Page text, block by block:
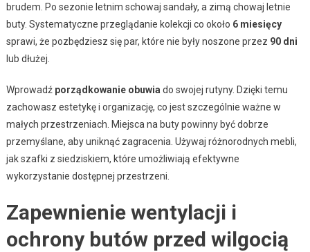
brudem. Po sezonie letnim schowaj sandały, a zimą chowaj letnie
buty. Systematyczne przeglądanie kolekcji co około 6 miesięcy
sprawi, że pozbędziesz się par, które nie były noszone przez 90 dni
lub dłużej.
Wprowadź porządkowanie obuwia do swojej rutyny. Dzięki temu
zachowasz estetykę i organizację, co jest szczególnie ważne w
małych przestrzeniach. Miejsca na buty powinny być dobrze
przemyślane, aby uniknąć zagracenia. Używaj różnorodnych mebli,
jak szafki z siedziskiem, które umożliwiają efektywne
wykorzystanie dostępnej przestrzeni.
Zapewnienie wentylacji i
ochrony butów przed wilgocią